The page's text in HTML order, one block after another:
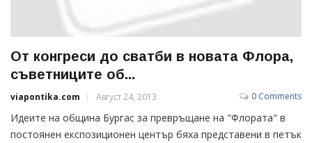
От конгреси до сватби в новата Флора,
съветниците об...
viapontika.com Август 24, 2013 0 Comments
Идеите на община Бургас за превръщане на "Флората" в
постоянен експозиционен център бяха представени в петък